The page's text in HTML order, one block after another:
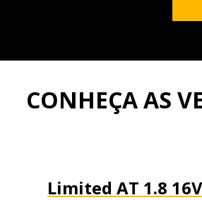
CONHEÇA AS
Limited AT 1.8